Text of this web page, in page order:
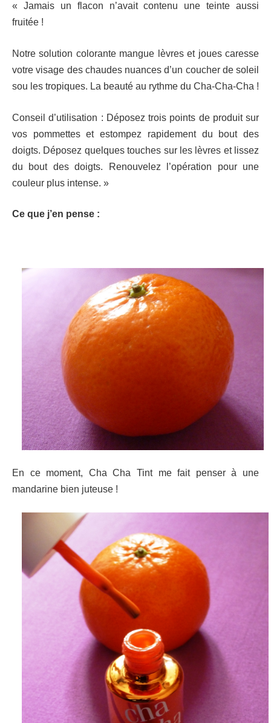
« Jamais un flacon n’avait contenu une teinte aussi
fruitée !
Notre solution colorante mangue lèvres et joues caresse
votre visage des chaudes nuances d’un coucher de soleil
sou les tropiques. La beauté au rythme du Cha-Cha-Cha !
Conseil d’utilisation : Déposez trois points de produit sur
vos pommettes et estompez rapidement du bout des
doigts. Déposez quelques touches sur les lèvres et lissez
du bout des doigts. Renouvelez l’opération pour une
couleur plus intense. »
Ce que j’en pense :
En ce moment, Cha Cha Tint me fait penser à une
mandarine bien juteuse !